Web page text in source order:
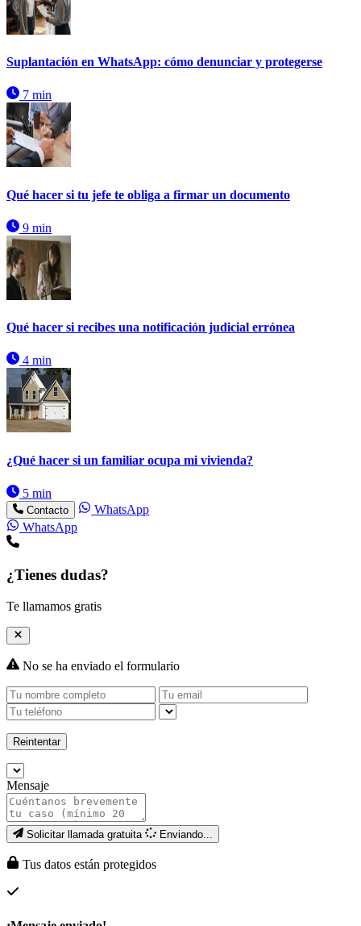
Suplantación en WhatsApp: cómo denunciar y protegerse
7 min
Qué hacer si tu jefe te obliga a firmar un documento
9 min
Qué hacer si recibes una notificación judicial errónea
4 min
¿Qué hacer si un familiar ocupa mi vivienda?
5 min
Contacto
WhatsApp
WhatsApp
¿Tienes dudas?
Te llamamos gratis
No se ha enviado el formulario
Reintentar
Mensaje
Solicitar llamada gratuita Enviando...
Tus datos están protegidos